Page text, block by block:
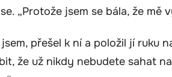
„Protože jsem se bála, že
přešel k ní a položil jí ruku
že už nikdy nebudete sahat